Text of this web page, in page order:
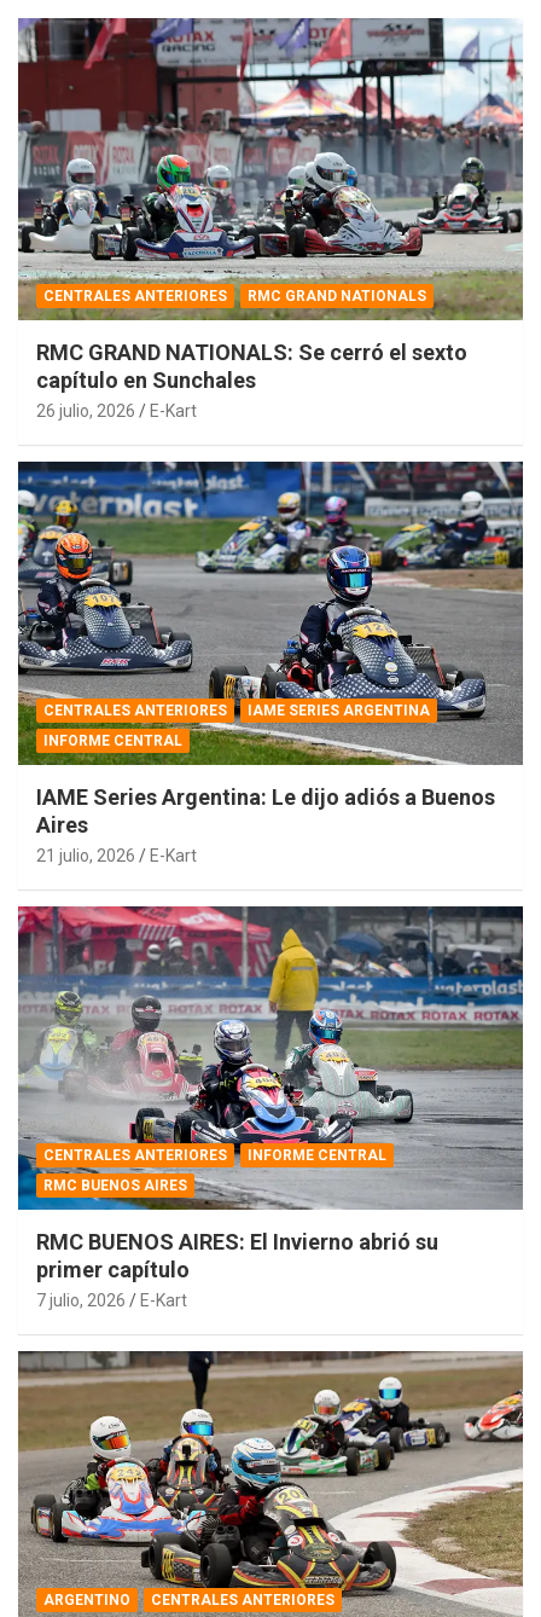
CENTRALES ANTERIORES RMC GRAND NATIONALS
RMC GRAND NATIONALS: Se cerró el sexto
capítulo en Sunchales
26 julio, 2026 E-Kart
CENTRALES ANTERIORES
IAME SERIES ARGENTINA
INFORME CENTRAL
IAME Series Argentina: Le dijo adiós a Buenos
Aires
21 julio, 2026 E-Kart
CENTRALES ANTERIORES
INFORME CENTRAL
RMC BUENOS AIRES
RMC BUENOS AIRES: El Invierno abrió su
primer capítulo
7 julio, 2026 E-Kart
ARGENTINO CENTRALES ANTERIORES